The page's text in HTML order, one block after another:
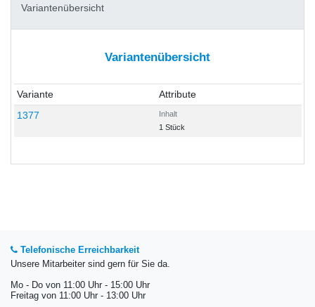
Variantenübersicht
Variantenübersicht
Variante
Attribute
1377
Inhalt
1 Stück
Telefonische Erreichbarkeit
Unsere Mitarbeiter sind gern für Sie da.
Mo - Do von 11:00 Uhr - 15:00 Uhr
Freitag von 11:00 Uhr - 13:00 Uhr